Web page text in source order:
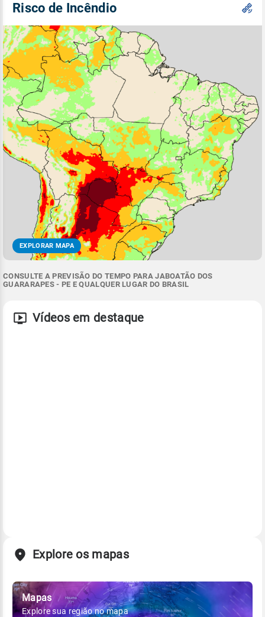
Risco de Incêndio
EXPLORAR MAPA
CONSULTE A PREVISÃO DO TEMPO PARA JABOATÃO DOS
GUARARAPES - PE E QUALQUER LUGAR DO BRASIL
Vídeos em destaque
Explore os mapas
Mapas
Explore sua região no mapa